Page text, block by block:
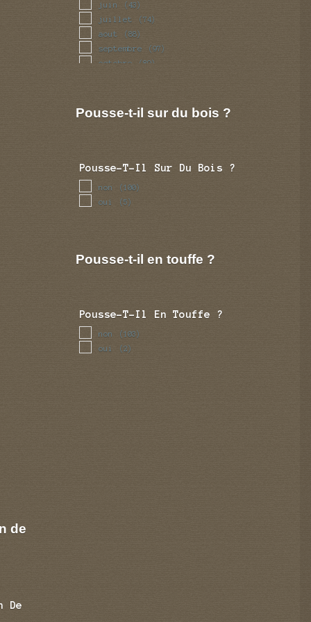
de
De
juin (43)
juillet (74)
aout (88)
septembre (97)
octobre (89)
Pousse-t-il sur du bois ?
Pousse-T-Il Sur Du Bois ?
non (100)
oui (5)
Pousse-t-il en touffe ?
Pousse-T-Il En Touffe ?
non (103)
oui (2)